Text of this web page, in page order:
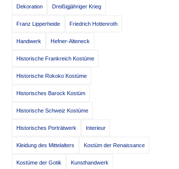
Dekoration Dreißigjähriger Krieg
Franz Lipperheide Friedrich Hottenroth
Handwerk Hefner-Alteneck
Historische Frankreich Kostüme
Historische Rokoko Kostüme
Historisches Barock Kostüm
Historische Schweiz Kostüme
Historisches Porträtwerk Interieur
Kleidung des Mittelalters Kostüm der Renaissance
Kostüme der Gotik Kunsthandwerk